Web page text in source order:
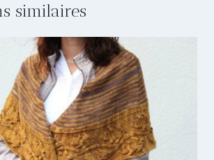
similaires